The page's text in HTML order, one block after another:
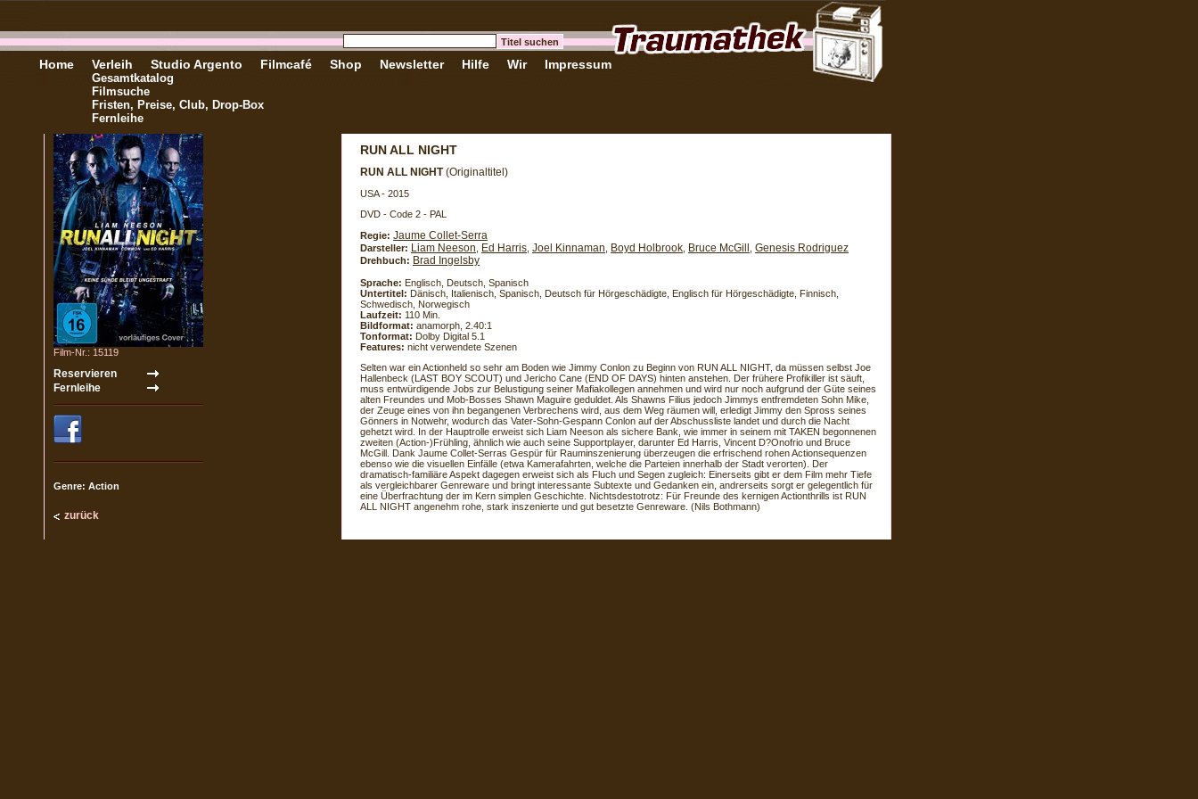
Home Verleih
Gesamtkatalog
Filmsuche
Fristen, Preise, Club, Drop-Box
Fernleihe
Studio Argento Filmcafé Shop Newsletter Hilfe Wir Impressum
Film-Nr.: 15119
Genre: Action
zurück
RUN ALL NIGHT
RUN ALL NIGHT(Originaltitel)
USA - 2015
DVD - Code 2 - PAL
Regie: Jaume Collet-Serra
Darsteller: Liam Neeson Ed Harris Joel Kinnaman Boyd Holbrook Bruce McGill Genesis Rodriguez
Drehbuch: Brad Ingelsby
Sprache: Englisch, Deutsch, Spanisch
Untertitel: Dänisch, Italienisch, Spanisch, Deutsch für Hörgeschädigte, Englisch für Hörgeschädigte, Finnisch,
Schwedisch, Norwegisch
Laufzeit: 110 Min.
Bildformat: anamorph, 2.40:1
Tonformat: Dolby Digital 5.1
Features: nicht verwendete Szenen
Selten war ein Actionheld so sehr am Boden wie Jimmy Conlon zu Beginn von RUN ALL NIGHT, da müssen selbst Joe
Hallenbeck (LAST BOY SCOUT) und Jericho Cane (END OF DAYS) hinten anstehen. Der frühere Profikiller ist säuft,
muss entwürdigende Jobs zur Belustigung seiner Mafiakollegen annehmen und wird nur noch aufgrund der Güte seines
alten Freundes und Mob-Bosses Shawn Maguire geduldet. Als Shawns Filius jedoch Jimmys entfremdeten Sohn Mike,
der Zeuge eines von ihn begangenen Verbrechens wird, aus dem Weg räumen will, erledigt Jimmy den Spross seines
Gönners in Notwehr, wodurch das Vater-Sohn-Gespann Conlon auf der Abschussliste landet und durch die Nacht
gehetzt wird. In der Hauptrolle erweist sich Liam Neeson als sichere Bank, wie immer in seinem mit TAKEN begonnenen
zweiten (Action-)Frühling, ähnlich wie auch seine Supportplayer, darunter Ed Harris, Vincent D?Onofrio und Bruce
McGill. Dank Jaume Collet-Serras Gespür für Rauminszenierung überzeugen die erfrischend rohen Actionsequenzen
ebenso wie die visuellen Einfälle (etwa Kamerafahrten, welche die Parteien innerhalb der Stadt verorten). Der
dramatisch-familiäre Aspekt dagegen erweist sich als Fluch und Segen zugleich: Einerseits gibt er dem Film mehr Tiefe
als vergleichbarer Genreware und bringt interessante Subtexte und Gedanken ein, andrerseits sorgt er gelegentlich für
eine Überfrachtung der im Kern simplen Geschichte. Nichtsdestotrotz: Für Freunde des kernigen Actionthrills ist RUN
ALL NIGHT angenehm rohe, stark inszenierte und gut besetzte Genreware. (Nils Bothmann)